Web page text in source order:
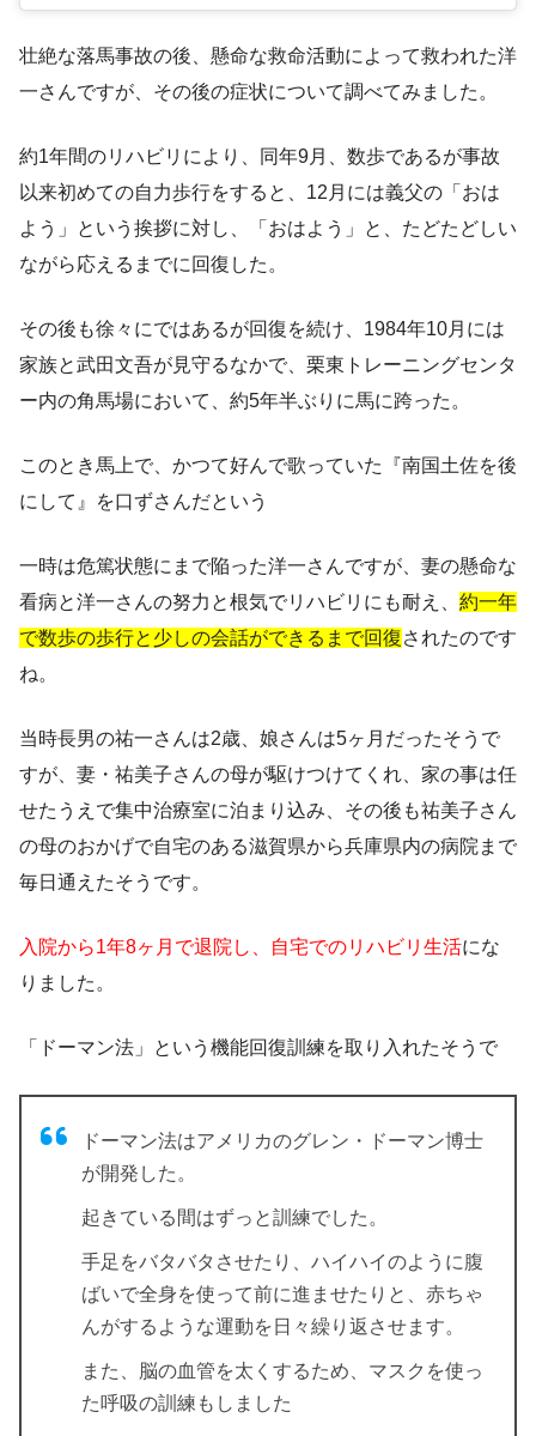
壮絶な落馬事故の後、懸命な救命活動によって救われた洋
一さんですが、その後の症状について調べてみました。
約1年間のリハビリにより、同年9月、数歩であるが事故
以来初めての自力歩行をすると、12月には義父の「おは
よう」という挨拶に対し、「おはよう」と、たどたどしい
ながら応えるまでに回復した。
その後も徐々にではあるが回復を続け、1984年10月には
家族と武田文吾が見守るなかで、栗東トレーニングセンタ
ー内の角馬場において、約5年半ぶりに馬に跨った。
このとき馬上で、かつて好んで歌っていた『南国土佐を後
にして』を口ずさんだという
一時は危篤状態にまで陥った洋一さんですが、妻の懸命な
看病と洋一さんの努力と根気でリハビリにも耐え、 約一年
で数歩の歩行と少しの会話ができるまで回復されたのです
ね。
当時長男の祐一さんは2歳、娘さんは5ヶ月だったそうで
すが、妻・祐美子さんの母が駆けつけてくれ、家の事は任
せたうえで集中治療室に泊まり込み、その後も祐美子さん
の母のおかげで自宅のある滋賀県から兵庫県内の病院まで
毎日通えたそうです。
入院から1年8ヶ月で退院し、自宅でのリハビリ生活にな
りました。
「ドーマン法」という機能回復訓練を取り入れたそうで
ドーマン法はアメリカのグレン・ドーマン博士
が開発した。
起きている間はずっと訓練でした。
手足をバタバタさせたり、ハイハイのように腹
ばいで全身を使って前に進ませたりと、赤ちゃ
んがするような運動を日々繰り返させます。
また、脳の血管を太くするため、マスクを使っ
た呼吸の訓練もしました